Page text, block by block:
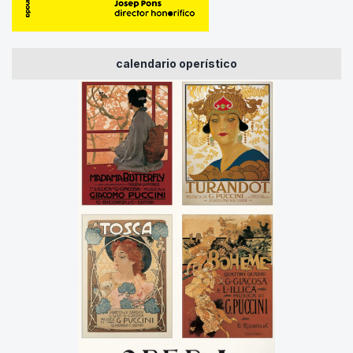
calendario operístico